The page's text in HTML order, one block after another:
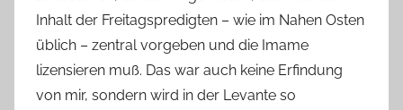
Inhalt der Freitagspredigten – wie im Nahen Osten
üblich – zentral vorgeben und die Imame
lizensieren muß. Das war auch keine Erfindung
von mir, sondern wird in der Levante so